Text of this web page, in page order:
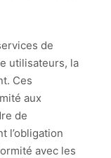
de
utilisateurs, la
Ces
aux
de
l’obligation
avec les